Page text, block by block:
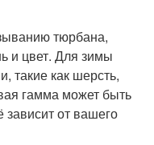
тюрбана,
и цвет. Для зимы
такие как шерсть,
гамма может быть
зависит от вашего